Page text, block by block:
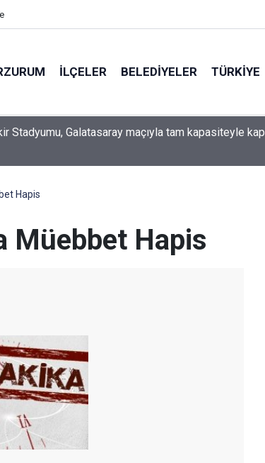
İLÇELER BELEDIYELER TÜRKIYE
Stadyumu, Galatasaray maçıyla tam kapasiteyle
Hapis
Müebbet Hapis